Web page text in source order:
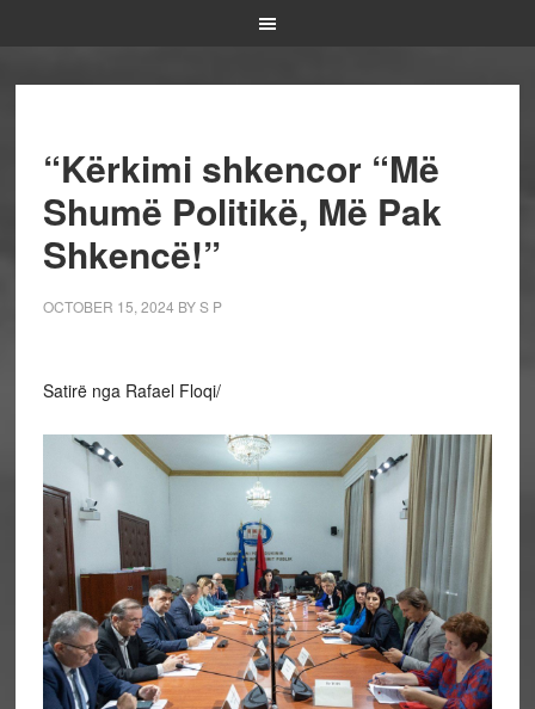
“Kërkimi shkencor “Më
Shumë Politikë, Më Pak
Shkencë!”
OCTOBER 15, 2024 BYS P
Satirë nga Rafael Floqi/